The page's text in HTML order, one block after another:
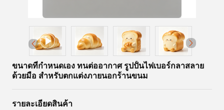
ขนาดที่กําหนดเอง ทนต่ออากาศ รูปปั้นไฟเบอร์กลาสลาย
ด้วยมือ สําหรับตกแต่งภายนอกร้านขนม
รายละเอียดสินค้า